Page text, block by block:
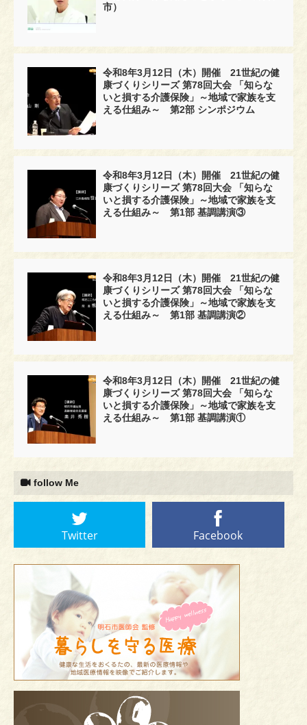
市）
令和8年3月12日（木）開催 21世紀の健
康づくりシリーズ 第78回大会 「知らな
いと損する介護保険」～地域で家族を支
える仕組み～ 第2部 シンポジウム
令和8年3月12日（木）開催 21世紀の健
康づくりシリーズ 第78回大会 「知らな
いと損する介護保険」～地域で家族を支
える仕組み～ 第1部 基調講演③
令和8年3月12日（木）開催 21世紀の健
康づくりシリーズ 第78回大会 「知らな
いと損する介護保険」～地域で家族を支
える仕組み～ 第1部 基調講演②
令和8年3月12日（木）開催 21世紀の健
康づくりシリーズ 第78回大会 「知らな
いと損する介護保険」～地域で家族を支
える仕組み～ 第1部 基調講演①
follow Me
Twitter Facebook